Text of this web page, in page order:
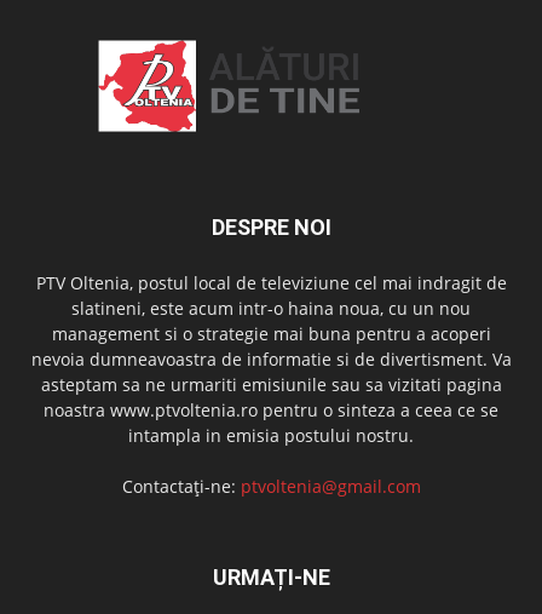
DESPRE NOI
PTV Oltenia, postul local de televiziune cel mai indragit de
slatineni, este acum intr-o haina noua, cu un nou
management si o strategie mai buna pentru a acoperi
nevoia dumneavoastra de informatie si de divertisment. Va
asteptam sa ne urmariti emisiunile sau sa vizitati pagina
noastra www.ptvoltenia.ro pentru o sinteza a ceea ce se
intampla in emisia postului nostru.
Contactați-ne: ptvoltenia@gmail.com
URMAȚI-NE